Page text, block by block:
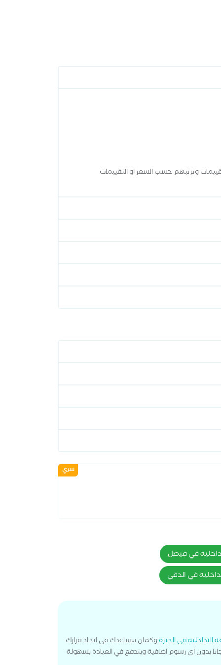
وترتبهم حسب السعر او التقييمات
سري
في فيصل
في الدقي
التداخلية في الجيزةوكمان بيساعدك في اتخاذ قرارك
بدون اي رسوم اضافية وبتدفع في العيادة بسهولة